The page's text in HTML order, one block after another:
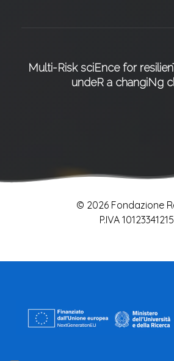
Multi-Risk sciEnce for
undeR a changiNg
© 2026 Fondazione
P.IVA 10123341215